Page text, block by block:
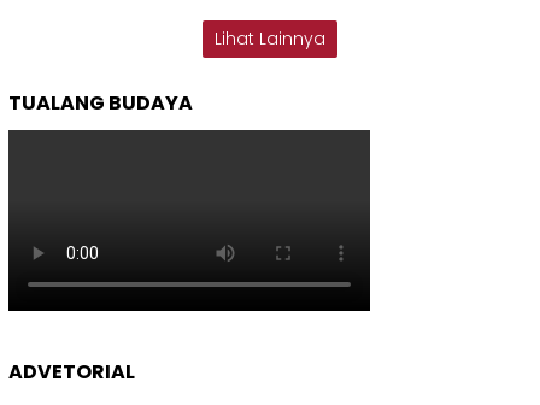
Lihat Lainnya
TUALANG BUDAYA
ADVETORIAL